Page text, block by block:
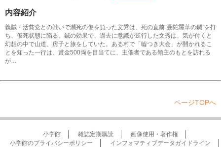
内容紹介
義賊・活貧党との戦いで瀕死の傷を負った文秀は、死の直前“曼陀羅華の鍼”を打
ち、仮死状態に陥る。鍼の効果で、過去に意識が逆行した文秀は、気が付くと
幻想の中で山道、房子と旅をしていた。ある村で「嘘つき大会」が開かれるこ
とを知った一行は、賞金500両を目当てに、主催者である領主のもとを訪れる
が…
ページTOPへ
小学館 雑誌定期購読
画像使用・著作権
小学館のプライバシーポリシー
インフォマティブデータガイドライン